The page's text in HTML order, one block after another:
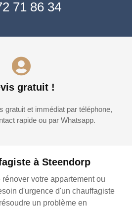
à Steendorp
votre appartement ou
d'urgence d'un chauffagiste
un problème en
71 86 34
gratuit !
gratuit et immédiat par téléphone,
rapide ou par Whatsapp.